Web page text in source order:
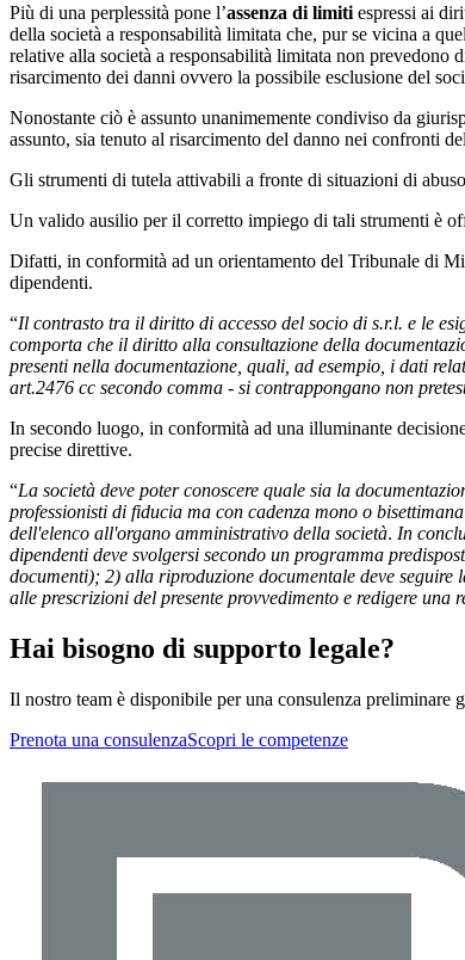
Più di una perplessità pone l’assenza di limiti espressi ai
della società a responsabilità limitata che, pur se vicina a
relative alla società a responsabilità limitata non prevedono
risarcimento dei danni ovvero la possibile esclusione del
Nonostante ciò è assunto unanimemente condiviso da
assunto, sia tenuto al risarcimento del danno nei confronti
Gli strumenti di tutela attivabili a fronte di situazioni di
Un valido ausilio per il corretto impiego di tali strumenti è
Difatti, in conformità ad un orientamento del Tribunale di
dipendenti.
“Il contrasto tra il diritto di accesso del socio di s.r.l. e le
comporta che il diritto alla consultazione della
presenti nella documentazione, quali, ad esempio, i dati
art.2476 cc secondo comma - si contrappongano non
In secondo luogo, in conformità ad una illuminante
precise direttive.
“La società deve poter conoscere quale sia la
professionisti di fiducia ma con cadenza mono o
dell'elenco all'organo amministrativo della società. In
dipendenti deve svolgersi secondo un programma
documenti); 2) alla riproduzione documentale deve
alle prescrizioni del presente provvedimento e redigere
Hai bisogno di supporto legale?
Il nostro team è disponibile per una consulenza preliminare
Prenota una consulenzaScopri le competenze